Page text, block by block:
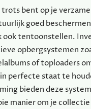
trots bent op je
goed
ook tentoonstellen.
opbergsystemen
of toploaders
perfecte staat te
bieden deze
manier om je